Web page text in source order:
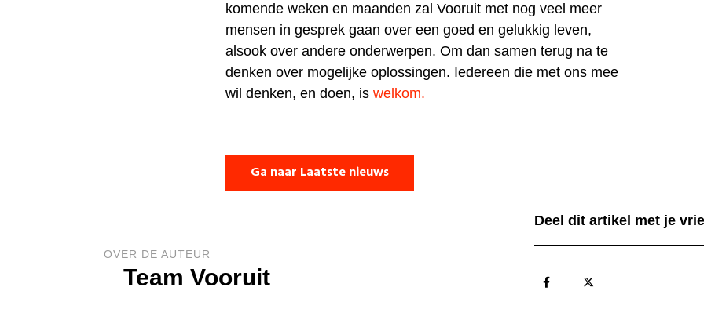
komende weken en maanden zal Vooruit met nog veel meer
mensen in gesprek gaan over een goed en gelukkig leven,
alsook over andere onderwerpen. Om dan samen terug na te
denken over mogelijke oplossingen. Iedereen die met ons mee
wil denken, en doen, iswelkom.
Ga naar Laatste nieuws
OVER DE AUTEUR
Team Vooruit
Deel dit artikel met je